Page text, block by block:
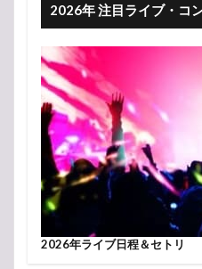
2026年 注目ライブ・コ
2026年ライブ日程＆セトリ